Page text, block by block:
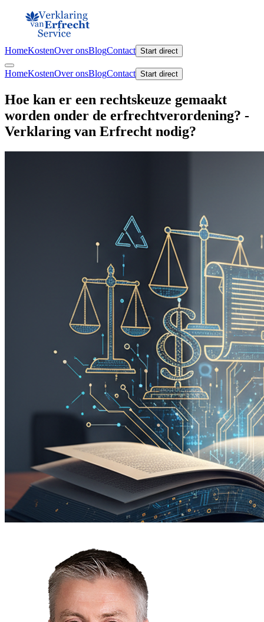
HomeKostenOver onsBlogContact Start direct
HomeKostenOver onsBlogContact Start direct
Hoe kan er een rechtskeuze gemaakt
worden onder de erfrechtverordening? -
Verklaring van Erfrecht nodig?